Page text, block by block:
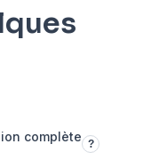
complète ?